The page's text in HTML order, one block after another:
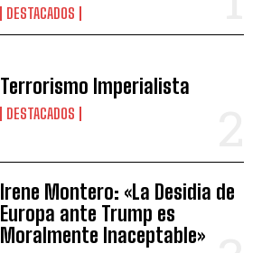
DESTACADOS
Terrorismo Imperialista
DESTACADOS
Irene Montero: «La Desidia de
Europa ante Trump es
Moralmente Inaceptable»